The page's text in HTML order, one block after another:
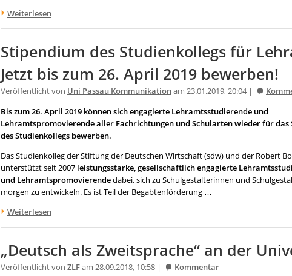
Weiterlesen
Stipendium des Studienkollegs für
Jetzt bis zum 26. April 2019 bewerben!
Veröffentlicht von Uni Passau Kommunikationam 23.01.2019, 20:04 |
Bis zum 26. April 2019 können sich engagierte Lehramtsstudierende und
Lehramtspromovierende aller Fachrichtungen und Schularten wieder für das
des Studienkollegs bewerben.
Das Studienkolleg der Stiftung der Deutschen Wirtschaft (sdw) und der Robert
unterstützt seit 2007 leistungsstarke, gesellschaftlich engagierte
und Lehramtspromovierendedabei, sich zu Schulgestalterinnen und
morgen zu entwickeln. Es ist Teil der Begabtenförderung …
Weiterlesen
„Deutsch als Zweitsprache“ an der
Veröffentlicht von ZLFam 28.09.2018, 10:58 | Kommentar